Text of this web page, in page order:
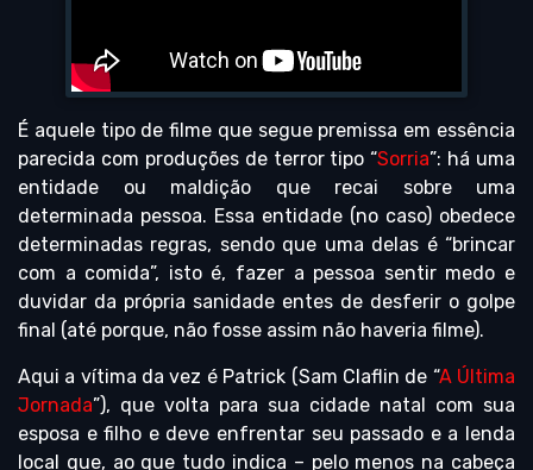
É aquele tipo de filme que segue premissa em essência
parecida com produções de terror tipo “Sorria”: há uma
entidade ou maldição que recai sobre uma
determinada pessoa. Essa entidade (no caso) obedece
determinadas regras, sendo que uma delas é “brincar
com a comida”, isto é, fazer a pessoa sentir medo e
duvidar da própria sanidade entes de desferir o golpe
final (até porque, não fosse assim não haveria filme).
Aqui a vítima da vez é Patrick (Sam Claflin de “A Última
Jornada”), que volta para sua cidade natal com sua
esposa e filho e deve enfrentar seu passado e a lenda
local que, ao que tudo indica – pelo menos na cabeça